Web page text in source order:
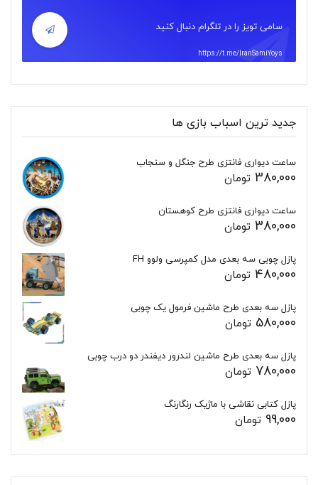
سامی تویز را در تلگرام دنبال کنید
https://t.me/IranSamiYoys
جدید ترین اسباب بازی ها
ساعت دیواری فانتزی طرح جنگل و سنجاب
380,000 تومان
ساعت دیواری فانتزی طرح کوهستان
380,000 تومان
پازل چوبی سه بعدی مدل کمپرسی ولوو FH
480,000 تومان
پازل سه بعدی طرح ماشین فرمول یک چوبی
580,000 تومان
پازل سه بعدی طرح ماشین لندرور دیفندر دو درب چوبی
780,000 تومان
پازل کتابی نقاشی با ماژیک رنگارنگ
99,000 تومان